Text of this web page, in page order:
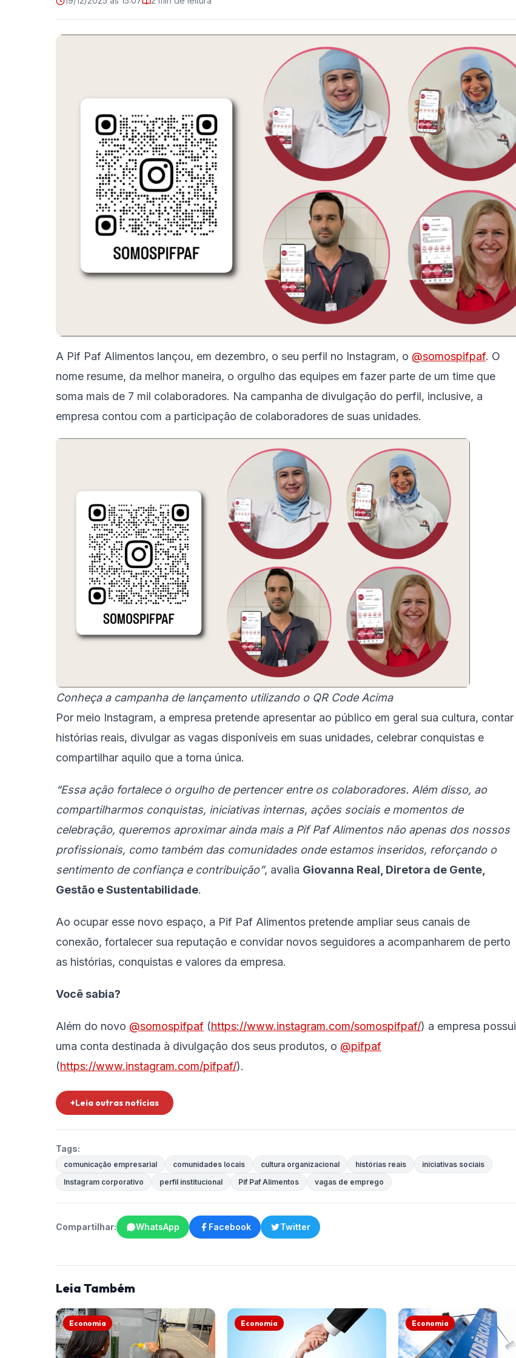
A Pif Paf Alimentos lançou, em dezembro, o seu perfil no Instagram, o @somospifpaf. O
nome resume, da melhor maneira, o orgulho das equipes em fazer parte de um time que
soma mais de 7 mil colaboradores. Na campanha de divulgação do perfil, inclusive, a
empresa contou com a participação de colaboradores de suas unidades.
Conheça a campanha de lançamento utilizando o QR Code Acima
Por meio Instagram, a empresa pretende apresentar ao público em geral sua cultura, contar
histórias reais, divulgar as vagas disponíveis em suas unidades, celebrar conquistas e
compartilhar aquilo que a torna única.
“Essa ação fortalece o orgulho de pertencer entre os colaboradores. Além disso, ao
compartilharmos conquistas, iniciativas internas, ações sociais e momentos de
celebração, queremos aproximar ainda mais a Pif Paf Alimentos não apenas dos nossos
profissionais, como também das comunidades onde estamos inseridos, reforçando o
sentimento de confiança e contribuição”, avalia Giovanna Real, Diretora de Gente,
Gestão e Sustentabilidade.
Ao ocupar esse novo espaço, a Pif Paf Alimentos pretende ampliar seus canais de
conexão, fortalecer sua reputação e convidar novos seguidores a acompanharem de perto
as histórias, conquistas e valores da empresa.
Você sabia?
Além do novo @somospifpaf (https://www.instagram.com/somospifpaf/) a empresa possui
uma conta destinada à divulgação dos seus produtos, o @pifpaf
(https://www.instagram.com/pifpaf/).
+Leia outras notícias
Tags:
comunicação empresarial comunidades locais cultura organizacional histórias reais
iniciativas sociais
Instagram corporativo
perfil institucional Pif Paf Alimentos vagas de emprego
Compartilhar: WhatsApp Facebook Twitter
Leia Também
Economia Economia Economia